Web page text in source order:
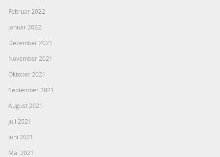
Februar 2022
Januar 2022
Dezember 2021
November 2021
Oktober 2021
September 2021
August 2021
Juli 2021
Juni 2021
Mai 2021